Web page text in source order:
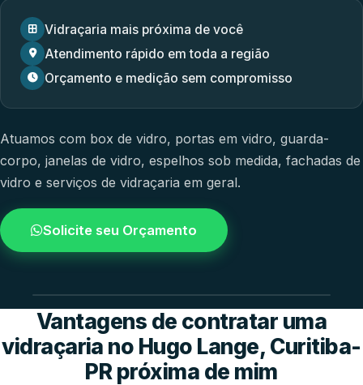
Vidraçaria mais próxima de você
Atendimento rápido em toda a região
Orçamento e medição sem compromisso
Atuamos com box de vidro, portas em vidro, guarda-
corpo, janelas de vidro, espelhos sob medida, fachadas de
vidro e serviços de vidraçaria em geral.
Solicite seu Orçamento
4.9 / 5.0
avaliacao dos clientes
Vantagens de contratar uma
vidraçaria no Hugo Lange, Curitiba-
PR próxima de mim